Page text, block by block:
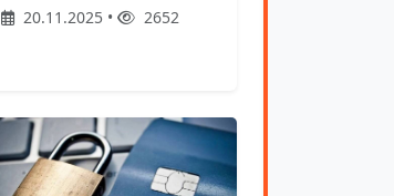
20.11.2025 • 2652